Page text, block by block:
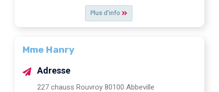
Plus d'info
Mme Hanry
Adresse
227 chauss Rouvroy 80100 Abbeville